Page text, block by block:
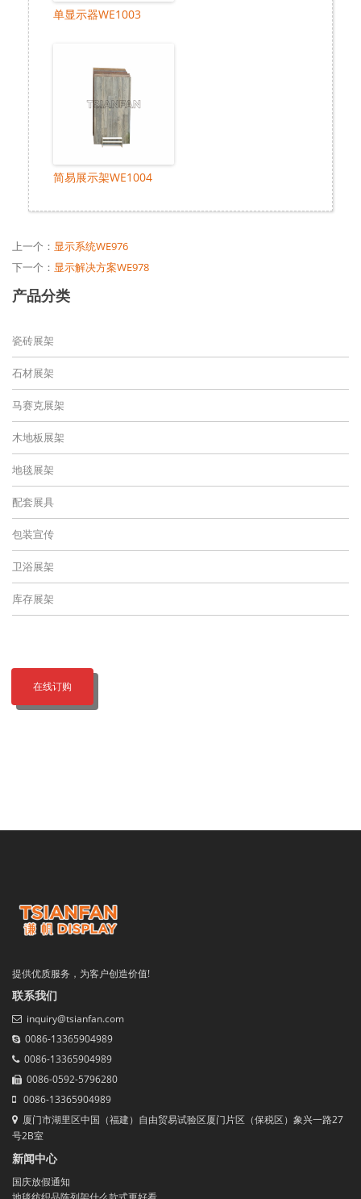
单显示器WE1003
简易展示架WE1004
上一个： 显示系统WE976
下一个： 显示解决方案WE978
产品分类
瓷砖展架
石材展架
马赛克展架
木地板展架
地毯展架
配套展具
包装宣传
卫浴展架
库存展架
在线订购
提供优质服务，为客户创造价值!
联系我们
inquiry@tsianfan.com
0086-13365904989
0086-13365904989
0086-0592-5796280
0086-13365904989
厦门市湖里区中国（福建）自由贸易试验区厦门片区（保税区）象兴一路27
号2B室
新闻中心
国庆放假通知